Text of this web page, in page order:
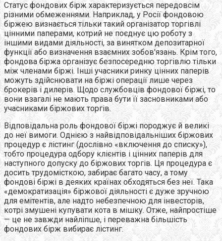
Статус фондових бірж характеризується передовсім
різними обмеженнями. Наприклад, у Росії фондовою
біржею визнається тільки такий організатор торгівлі
цінними паперами, котрий не поєднує цю роботу з
іншими видами діяльності, за винятком депозитарної
функції або визначення взаємних зобов'язань. Крім того,
фондова біржа організує безпосередню торгівлю тільки
між членами біржі. Інші учасники ринку цінних паперів
можуть здійснювати на біржі операції лише через
брокерів і дилерів. Щодо службовців фондової біржі, то
вони взагалі не мають права бути її засновниками або
учасниками біржових торгів.
Відповідальна роль фондової біржі породжує й великі
до неї вимоги. Однією з найвідповідальніших біржових
процедур є лістинг (дослівно «включення до списку»),
тобто процедура одбору клієнтів і цінних паперів для
наступного допуску до біржових торгів. Ця процедура є
досить трудомісткою, забирає багато часу, а тому
фондові біржі в деяких країнах обходяться без неї. Така
«демократизація» біржової діяльності є дуже зручною
для емітентів, але надто небезпечною для інвесторів,
котрі змушені купувати кота в мішку. Отже, найпростіше
— це не завжди найліпше, і переважна більшість
фондових бірж вибирає лістинг.